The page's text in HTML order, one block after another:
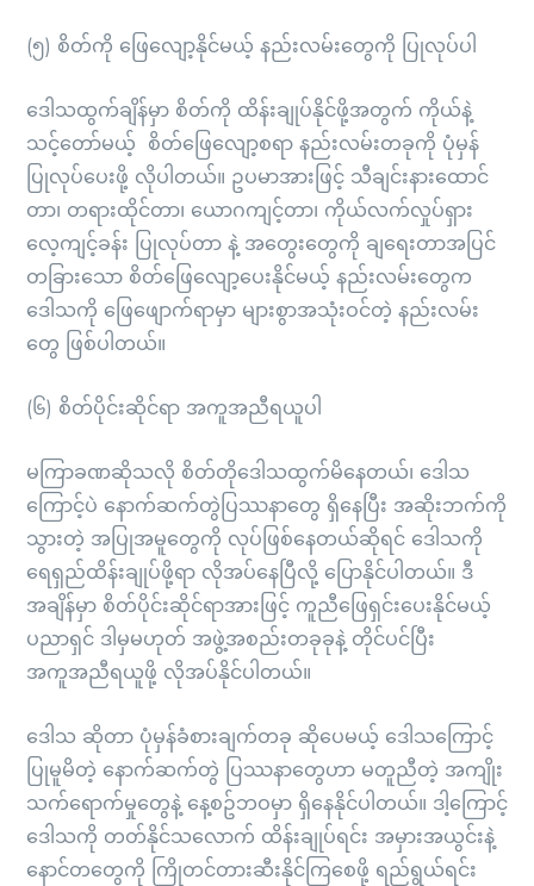
(၅) စိတ်ကို ဖြေလျော့နိုင်မယ့် နည်းလမ်းတွေကို ပြုလုပ်ပါ
ဒေါသထွက်ချိန်မှာ စိတ်ကို ထိန်းချုပ်နိုင်ဖို့အတွက် ကိုယ်နဲ့
သင့်တော်မယ့် စိတ်ဖြေလျော့စရာ နည်းလမ်းတခုကို ပုံမှန်
ပြုလုပ်ပေးဖို့ လိုပါတယ်။ ဥပမာအားဖြင့် သီချင်းနားထောင်
တာ၊ တရားထိုင်တာ၊ ယောဂကျင့်တာ၊ ကိုယ်လက်လှုပ်ရှား
လေ့ကျင့်ခန်း ပြုလုပ်တာ နဲ့ အတွေးတွေကို ချရေးတာအပြင်
တခြားသော စိတ်ဖြေလျော့ပေးနိုင်မယ့် နည်းလမ်းတွေက
ဒေါသကို ဖြေဖျောက်ရာမှာ များစွာအသုံးဝင်တဲ့ နည်းလမ်း
တွေ ဖြစ်ပါတယ်။
(၆) စိတ်ပိုင်းဆိုင်ရာ အကူအညီရယူပါ
မကြာခဏဆိုသလို စိတ်တိုဒေါသထွက်မိနေတယ်၊ ဒေါသ
ကြောင့်ပဲ နောက်ဆက်တွဲပြဿနာတွေ ရှိနေပြီး အဆိုးဘက်ကို
သွားတဲ့ အပြုအမူတွေကို လုပ်ဖြစ်နေတယ်ဆိုရင် ဒေါသကို
ရေရှည်ထိန်းချုပ်ဖို့ရာ လိုအပ်နေပြီလို့ ပြောနိုင်ပါတယ်။ ဒီ
အချိန်မှာ စိတ်ပိုင်းဆိုင်ရာအားဖြင့် ကူညီဖြေရှင်းပေးနိုင်မယ့်
ပညာရှင် ဒါမှမဟုတ် အဖွဲ့အစည်းတခုခုနဲ့ တိုင်ပင်ပြီး
အကူအညီရယူဖို့ လိုအပ်နိုင်ပါတယ်။
ဒေါသ ဆိုတာ ပုံမှန်ခံစားချက်တခု ဆိုပေမယ့် ဒေါသကြောင့်
ပြုမူမိတဲ့ နောက်ဆက်တွဲ ပြဿနာတွေဟာ မတူညီတဲ့ အကျိုး
သက်ရောက်မှုတွေနဲ့ နေ့စဥ်ဘဝမှာ ရှိနေနိုင်ပါတယ်။ ဒါ့ကြောင့်
ဒေါသကို တတ်နိုင်သလောက် ထိန်းချုပ်ရင်း အမှားအယွင်းနဲ့
နောင်တတွေကို ကြိုတင်တားဆီးနိုင်ကြစေဖို့ ရည်ရွယ်ရင်း